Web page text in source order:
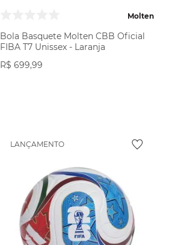
Molten
Bola Basquete Molten CBB Oficial
FIBA T7 Unissex - Laranja
R$ 699,99
LANÇAMENTO